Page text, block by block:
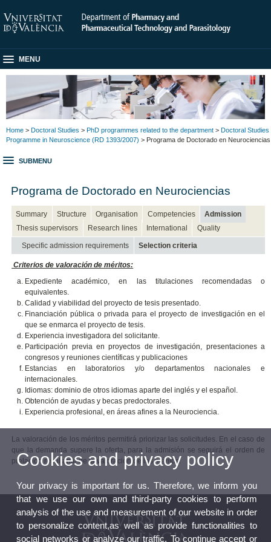
MENU
Home > Doctoral Studies > PhD programmes related to the department > Doctoral Studies
Programme in Neuroscience (RD 1393/2007) > Programa de Doctorado en Neurociencias
SUBMENU
Programa de Doctorado en Neurociencias
Summary Structure Organisation Competencies
Admission
Thesis supervisors
Research lines International Quality
Specific admission requirements Selection criteria
Criterios de valoración de méritos:
Expediente académico, en las titulaciones recomendadas o
equivalentes.
Calidad y viabilidad del proyecto de tesis presentado.
Financiación pública o privada para el proyecto de investigación en el
que se enmarca el proyecto de tesis.
Experiencia investigadora del solicitante.
Participación previa en proyectos de investigación, presentaciones a
congresos y reuniones científicas y publicaciones
Estancias en laboratorios y/o departamentos nacionales e
internacionales.
Idiomas: dominio de otros idiomas aparte del inglés y el español.
Obtención de ayudas y becas predoctorales.
Experiencia profesional, en áreas afines a la Neurociencia.
La valoración de los méritos permitirá priorizar las solicitudes. En el caso de
que la demanda supere la oferta, para la admisión se seguirá el orden de
prelación resultante de la valoración de los méritos.
Cookies and privacy policy
Your privacy is important for us. Therefore, we inform you
that we use our own and third-party cookies to perform
analysis of the use and measurement of our website in order
to personalize content,as well as provide functionalities to
social networks or analyze our traffic. To continue accept or